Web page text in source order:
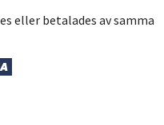
eller betalades av samma